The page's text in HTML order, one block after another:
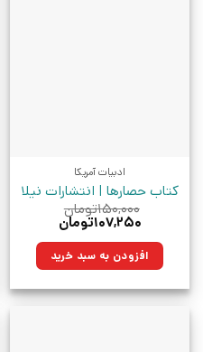
ادبیات آمریکا
کتاب حصارها | انتشارات نیلا
۱۵۰,۰۰۰تومان
قیمت
۱۵۰,۰۰۰تومان
بود.
۱۰۷,۲۵۰تومان
۱۰۷,۲۵۰تومان.افزودن به سبد خرید